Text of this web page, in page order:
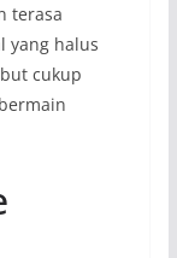
terasa
yang halus
cukup